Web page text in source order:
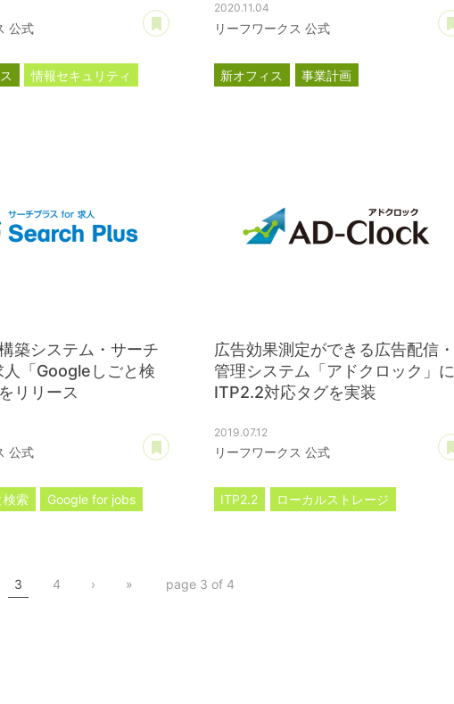
公式
あとで読む
情報セキュリティ
2020.11.04
リーフワークス 公式
新オフィス
事業計画
築システム・サーチ
「Googleしごと検
リリース
公式
あとで読む
検索
Google for jobs
広告効果測定ができる広告配信・
管理システム「アドクロック」に
ITP2.2対応タグを実装
2019.07.12
リーフワークス 公式
ITP2.2
ローカルストレージ
3 4 › » page 3 of 4